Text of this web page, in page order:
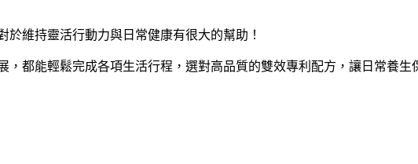
維持靈活行動力與日常健康有很大的幫助！
，都能輕鬆完成各項生活行程，選對高品質的雙效專利配方，讓日常養生